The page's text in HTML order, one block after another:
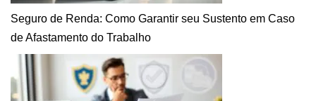
Seguro de Renda: Como Garantir seu Sustento em Caso
de Afastamento do Trabalho